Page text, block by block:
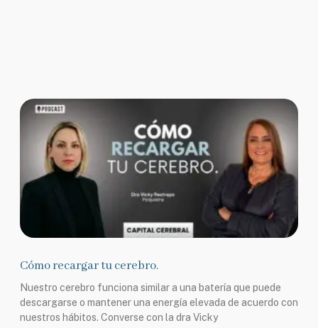
Cómo recargar tu cerebro.
Nuestro cerebro funciona similar a una batería que puede
descargarse o mantener una energía elevada de acuerdo con
nuestros hábitos. Converse con la dra Vicky